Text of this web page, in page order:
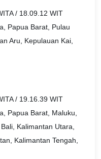
/ 18.09.12 WIT
Papua Barat, Pulau
Aru, Kepulauan Kai,
/ 19.16.39 WIT
Papua Barat, Maluku,
Kalimantan Utara,
Kalimantan Tengah,